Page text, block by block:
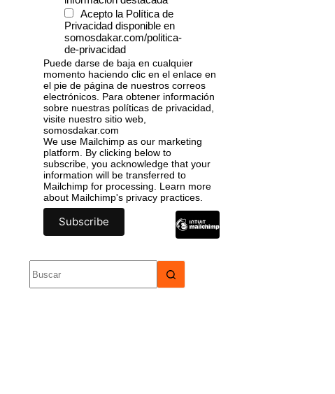
Acepto la Política de
Privacidad disponible en
somosdakar.com/politica-
de-privacidad
Puede darse de baja en cualquier
momento haciendo clic en el enlace en
el pie de página de nuestros correos
electrónicos. Para obtener información
sobre nuestras políticas de privacidad,
visite nuestro sitio web,
somosdakar.com
We use Mailchimp as our marketing
platform. By clicking below to
subscribe, you acknowledge that your
information will be transferred to
Mailchimp for processing. Learn more
about Mailchimp's privacy practices.